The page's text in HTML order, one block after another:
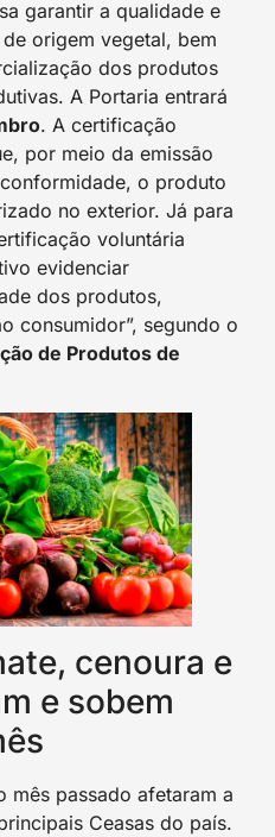
garantir a qualidade e
origem vegetal, bem
dos produtos
A Portaria entrará
. A certificação
por meio da emissão
o produto
no exterior. Já para
voluntária
evidenciar
dos produtos,
consumidor”, segundo o
de Produtos de
cenoura e
e sobem
mês passado afetaram a
Ceasas do país.